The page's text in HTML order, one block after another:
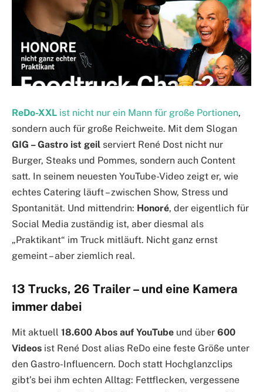
ReDo-XXL ist nicht nur ein Mann für große Portionen,
sondern auch für große Reichweite. Mit dem Slogan
GIG – Gastro ist geil serviert René Dost nicht nur
Burger, Steaks und Pommes, sondern auch Content
satt. In seinem neuesten YouTube-Video zeigt er, wie
echtes Catering läuft – zwischen Show, Stress und
Spontanität. Und mittendrin: Honoré, der eigentlich für
Social Media zuständig ist, aber diesmal als
„Praktikant“ im Truck mitläuft. Nicht ganz ernst
gemeint – aber ziemlich real.
13 Trucks, 26 Trailer – und eine Kamera
immer dabei
Mit aktuell 18.600 Abos auf YouTube und über 600
Videos ist René Dost alias ReDo eine feste Größe unter
den Gastro-Influencern. Doch statt Hochglanzclips
gibt’s bei ihm echten Alltag: Fettflecken, vergessene